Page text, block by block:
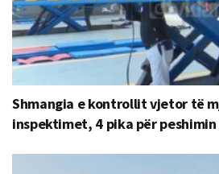
Shmangia e kontrollit vjetor të
inspektimet, 4 pika për